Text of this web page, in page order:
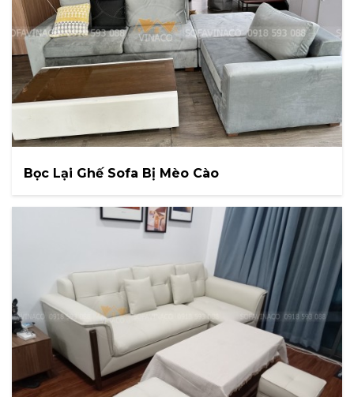
Bọc Lại Ghế Sofa Bị Mèo Cào